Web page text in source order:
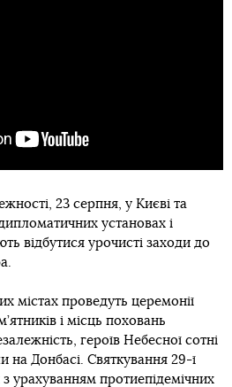
23 серпня, у Києві та
установах і
відбутися урочисті заходи до
містах проведуть церемонії
і місць поховань
героїв Небесної сотні
на Донбасі. Святкування 29-ї
з урахуванням протиепідемічних